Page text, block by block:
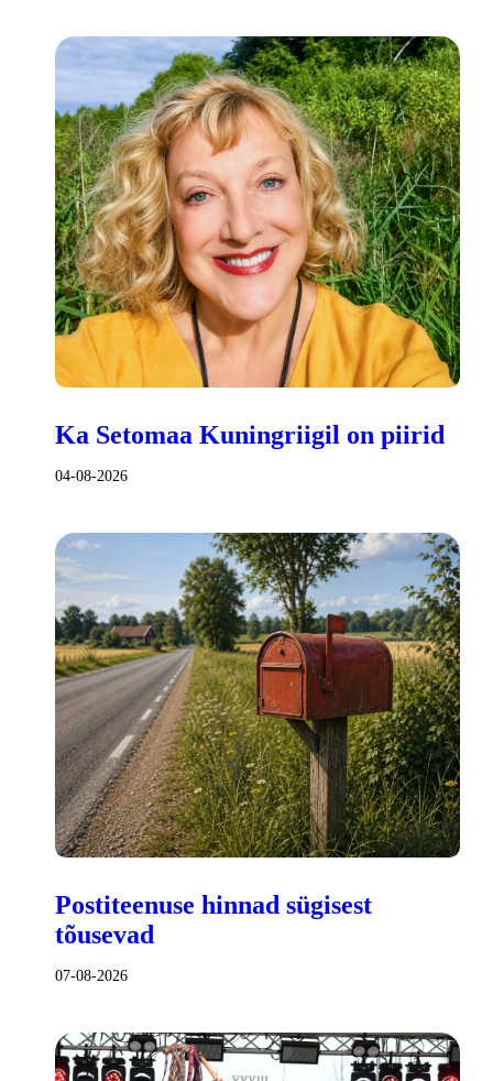
Ka Setomaa Kuningriigil on piirid
04-08-2026
Postiteenuse hinnad sügisest
tõusevad
07-08-2026